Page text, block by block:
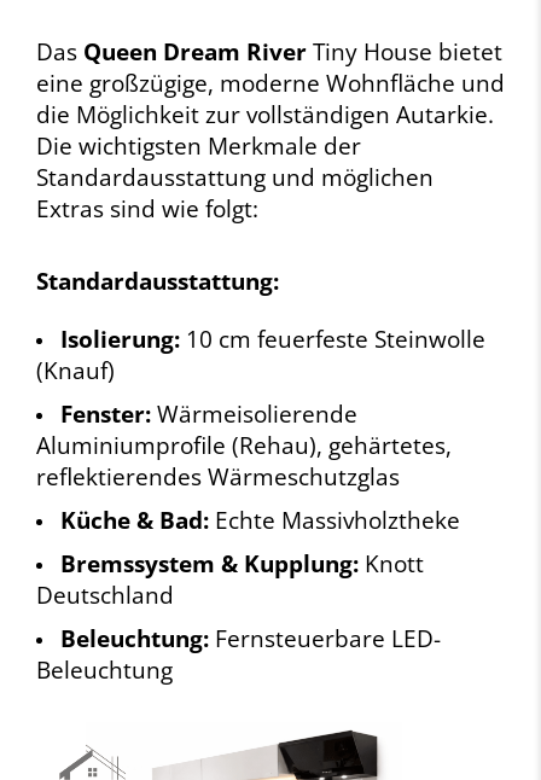
Das Queen Dream River Tiny House bietet
eine großzügige, moderne Wohnfläche und
die Möglichkeit zur vollständigen Autarkie.
Die wichtigsten Merkmale der
Standardausstattung und möglichen
Extras sind wie folgt:
Standardausstattung:
Isolierung: 10 cm feuerfeste Steinwolle
(Knauf)
Fenster: Wärmeisolierende
Aluminiumprofile (Rehau), gehärtetes,
reflektierendes Wärmeschutzglas
Küche & Bad: Echte Massivholztheke
Bremssystem & Kupplung: Knott
Deutschland
Beleuchtung: Fernsteuerbare LED-
Beleuchtung